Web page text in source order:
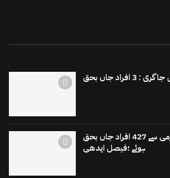
افراد جاں بحق
کراچی میں 5روز میں گرمی سے 427 افراد جاں بحق
ہوئے ؛فیصل ایدھی